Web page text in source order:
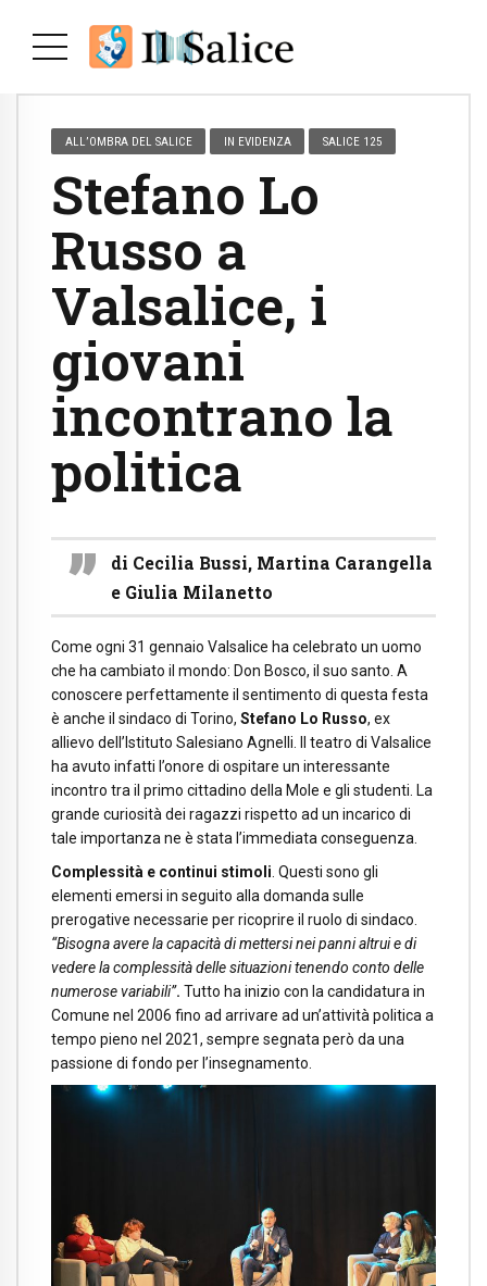
ALL’OMBRA DEL SALICE IN EVIDENZA SALICE 125
Stefano Lo
Russo a
Valsalice, i
giovani
incontrano la
politica
di Cecilia Bussi, Martina Carangella
e Giulia Milanetto
Come ogni 31 gennaio Valsalice ha celebrato un uomo
che ha cambiato il mondo: Don Bosco, il suo santo. A
conoscere perfettamente il sentimento di questa festa
è anche il sindaco di Torino, Stefano Lo Russo, ex
allievo dell’Istituto Salesiano Agnelli. Il teatro di Valsalice
ha avuto infatti l’onore di ospitare un interessante
incontro tra il primo cittadino della Mole e gli studenti. La
grande curiosità dei ragazzi rispetto ad un incarico di
tale importanza ne è stata l’immediata conseguenza.
Complessità e continui stimoli . Questi sono gli
elementi emersi in seguito alla domanda sulle
prerogative necessarie per ricoprire il ruolo di sindaco.
“Bisogna avere la capacità di mettersi nei panni altrui e di
vedere la complessità delle situazioni tenendo conto delle
numerose variabili”. Tutto ha inizio con la candidatura in
Comune nel 2006 fino ad arrivare ad un’attività politica a
tempo pieno nel 2021, sempre segnata però da una
passione di fondo per l’insegnamento.